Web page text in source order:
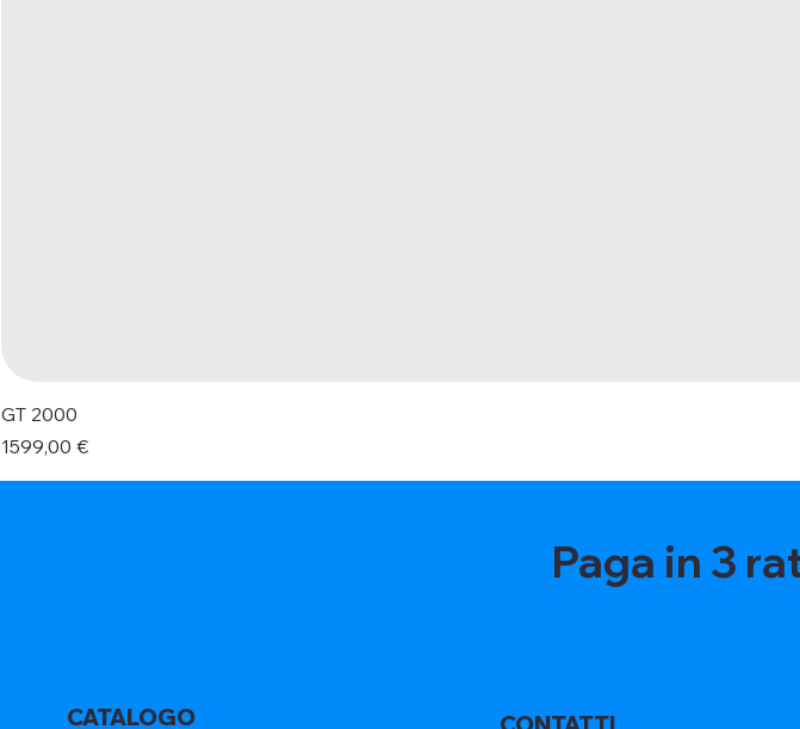
GT 2000
Prezzo
1599,00 €
Paga in 3
CATALOGO